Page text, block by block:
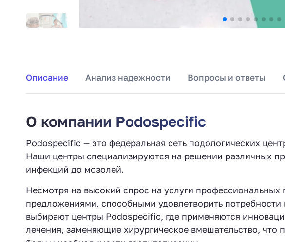
Описание Анализ надежности Вопросы и ответы
О компании Podospecific
Podospecific — это федеральная сеть подологических
Наши центры специализируются на решении различных
инфекций до мозолей.
Несмотря на высокий спрос на услуги
предложениями, способными удовлетворить
выбирают центры Podospecific, где применяются
лечения, заменяющие хирургическое вмешательство, что